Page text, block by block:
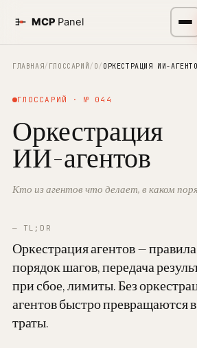
ГЛАВНАЯ/ ГЛОССАРИЙ/ О/ ОРКЕСТРАЦИЯ ИИ-
ГЛОССАРИЙ · № 044
Оркестрация
ИИ-агентов
Кто из агентов что делает, в каком
— TL;DR
Оркестрация агентов —
порядок шагов, передача
при сбое, лимиты. Без
агентов быстро превращаются
траты.